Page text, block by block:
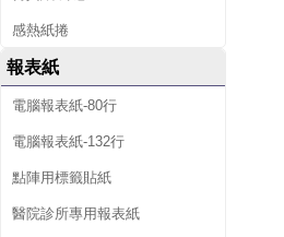
感熱紙捲
報表紙
電腦報表紙-80行
電腦報表紙-132行
點陣用標籤貼紙
醫院診所專用報表紙